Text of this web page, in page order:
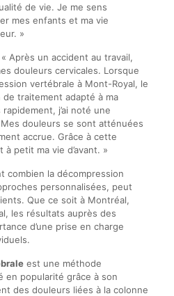
de vie. Je me sens
mes enfants et ma vie
»
Après un accident au travail,
douleurs cervicales. Lorsque
vertébrale à Mont-Royal, le
traitement adapté à ma
j’ai noté une
douleurs se sont atténuées
accrue. Grâce à cette
petit ma vie d’avant. »
combien la décompression
personnalisées, peut
Que ce soit à Montréal,
les résultats auprès des
d’une prise en charge
est une méthode
en popularité grâce à son
des douleurs liées à la colonne